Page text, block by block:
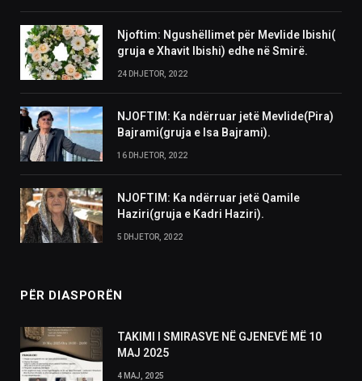
Njoftim: Ngushëllimet për Mevlide Ibishi(
gruja e Xhavit Ibishi) edhe në Smirë.
24 DHJETOR, 2022
NJOFTIM: Ka ndërruar jetë Mevlide(Pira)
Bajrami(gruja e Isa Bajrami).
16 DHJETOR, 2022
NJOFTIM: Ka ndërruar jetë Qamile
Haziri(gruja e Kadri Haziri).
5 DHJETOR, 2022
PËR DIASPORËN
TAKIMI I SMIRASVE NË GJENEVË MË 10
MAJ 2025
4 MAJ, 2025